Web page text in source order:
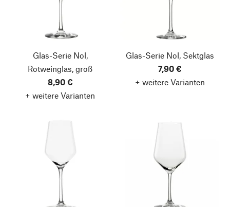
Glas-Serie Nol,
Rotweinglas, groß
8,90 €
+ weitere Varianten
Glas-Serie Nol, Sektglas
7,90 €
+ weitere Varianten